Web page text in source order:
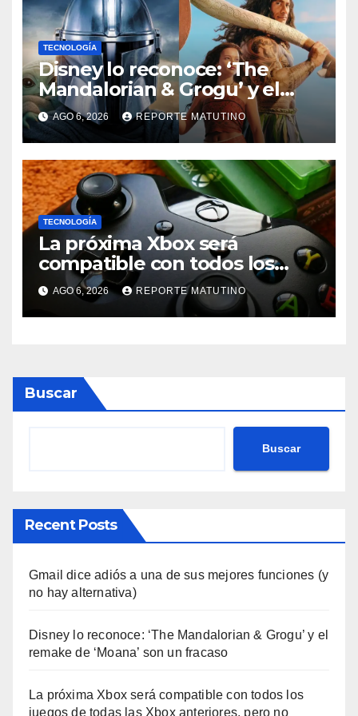
TECNOLOGÍA
Disney lo reconoce: ‘The
Mandalorian & Grogu’ y el
remake de ‘Moana’ son un
fracaso
AGO 6, 2026 REPORTE MATUTINO
TECNOLOGÍA
La próxima Xbox será
compatible con todos los
juegos de todas las Xbox
anteriores, pero no cantes
victoria
AGO 6, 2026 REPORTE MATUTINO
Buscar
Buscar
Recent Posts
Gmail dice adiós a una de sus mejores funciones (y
no hay alternativa)
Disney lo reconoce: ‘The Mandalorian & Grogu’ y el
remake de ‘Moana’ son un fracaso
La próxima Xbox será compatible con todos los
juegos de todas las Xbox anteriores, pero no